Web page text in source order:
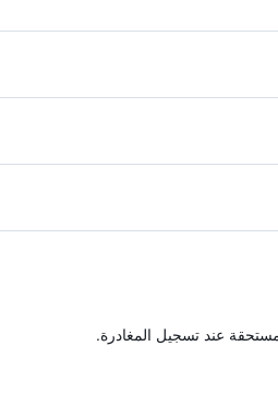
عند تسجيل المغادرة.